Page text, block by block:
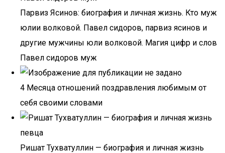
Парвиз Ясинов: биография и личная жизнь. Кто муж
юлии волковой. Павел сидоров, парвиз ясинов и
другие мужчины юли волковой. Магия цифр и слов
Павел сидоров муж
4 Месяца отношений поздравления любимым от
себя своими словами
Ришат Тухватуллин — биография и личная жизнь